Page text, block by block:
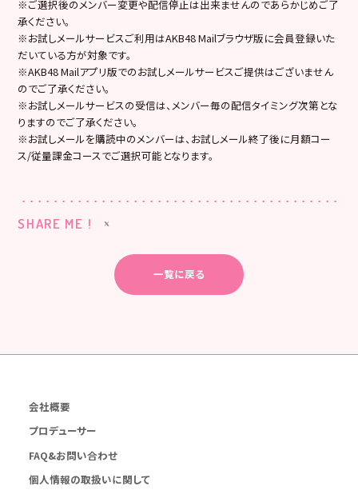
※ご選択後のメンバー変更や配信停止は出来ませんのであらかじめご了
承ください。
※お試しメールサービスご利用はAKB48 Mailブラウザ版に会員登録いた
だいている方が対象です。
※AKB48 Mailアプリ版でのお試しメールサービスご提供はございません
のでご了承ください。
※お試しメールサービスの受信は、メンバー毎の配信タイミング次第とな
りますのでご了承ください。
※お試しメールを購読中のメンバーは、お試しメール終了後に月額コー
ス/従量課金コースでご選択可能となります。
SHARE ME !
一覧に戻る
会社概要
プロデューサー
FAQ&お問い合わせ
個人情報の取扱いに関して